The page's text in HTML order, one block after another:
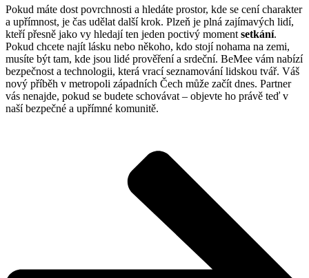
Pokud máte dost povrchnosti a hledáte prostor, kde se cení charakter
a upřímnost, je čas udělat další krok. Plzeň je plná zajímavých lidí,
kteří přesně jako vy hledají ten jeden poctivý moment setkání.
Pokud chcete najít lásku nebo někoho, kdo stojí nohama na zemi,
musíte být tam, kde jsou lidé prověření a srdeční. BeMee vám nabízí
bezpečnost a technologii, která vrací seznamování lidskou tvář. Váš
nový příběh v metropoli západních Čech může začít dnes. Partner
vás nenajde, pokud se budete schovávat – objevte ho právě teď v
naší bezpečné a upřímné komunitě.